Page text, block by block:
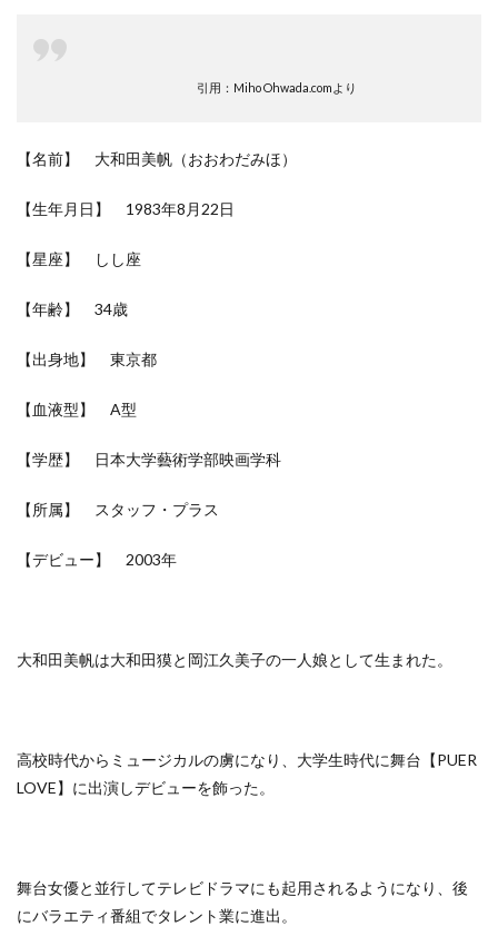
引用：Miho Ohwada.comより
【名前】 大和田美帆（おおわだみほ）
【生年月日】 1983年8月22日
【星座】 しし座
【年齢】 34歳
【出身地】 東京都
【血液型】 A型
【学歴】 日本大学藝術学部映画学科
【所属】 スタッフ・プラス
【デビュー】 2003年
大和田美帆は大和田獏と岡江久美子の一人娘として生まれた。
高校時代からミュージカルの虜になり、大学生時代に舞台【PUER
LOVE】に出演しデビューを飾った。
舞台女優と並行してテレビドラマにも起用されるようになり、後
にバラエティ番組でタレント業に進出。